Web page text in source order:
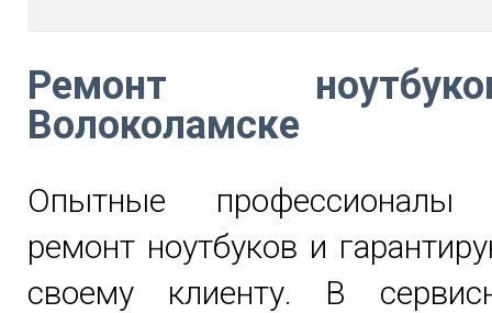
Ремонт
Волоколамске
Опытные профессионалы
ремонт ноутбуков и
своему клиенту. В